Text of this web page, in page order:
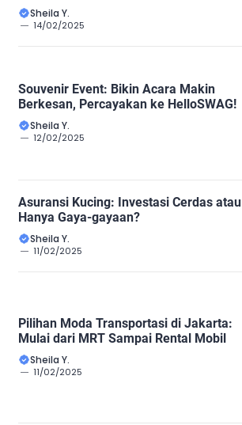
Sheila Y.
14/02/2025
Souvenir Event: Bikin Acara Makin
Berkesan, Percayakan ke HelloSWAG!
Sheila Y.
12/02/2025
Asuransi Kucing: Investasi Cerdas atau
Hanya Gaya-gayaan?
Sheila Y.
11/02/2025
Pilihan Moda Transportasi di Jakarta:
Mulai dari MRT Sampai Rental Mobil
Sheila Y.
11/02/2025